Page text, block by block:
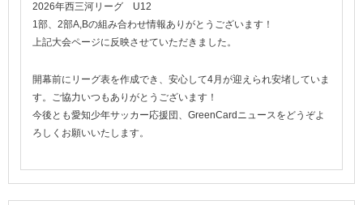
2026年西三河リーグ U12
1部、2部A,Bの組み合わせ情報ありがとうございます！
上記大会ページに反映させていただきました。
開幕前にリーグ表を作成でき、安心して4月が迎えられ安堵していま
す。ご協力いつもありがとうございます！
今後とも愛知少年サッカー応援団、GreenCardニュースをどうぞよ
ろしくお願いいたします。